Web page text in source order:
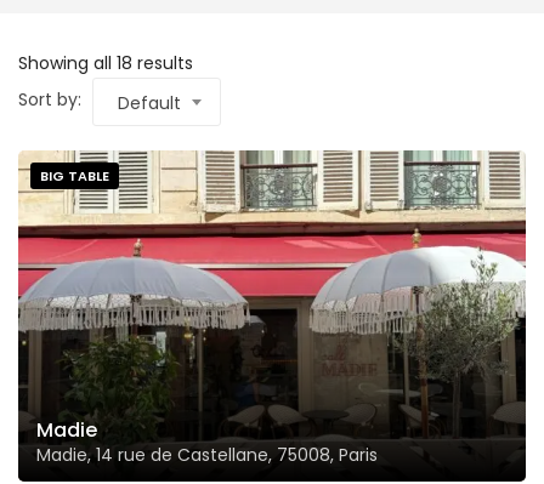
Showing all 18 results
Sort by:
Default
BIG TABLE
Madie
Madie, 14 rue de Castellane, 75008, Paris